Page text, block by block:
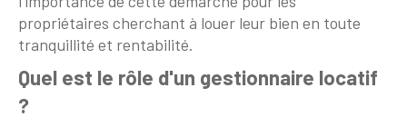
propriétaires cherchant à louer leur bien en toute
tranquillité et rentabilité.
Quel est le rôle d'un gestionnaire locatif
?